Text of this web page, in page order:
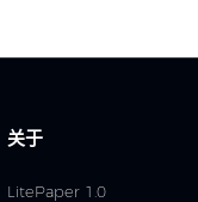
关于
LitePaper 1.0